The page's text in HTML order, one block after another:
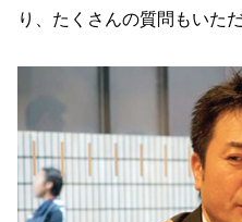
り、たくさんの質問もいた